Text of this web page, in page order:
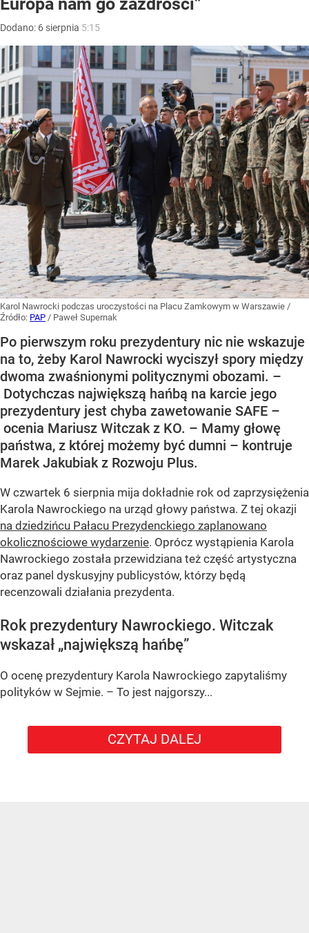
Dodano: 6 sierpnia 5:15
Karol Nawrocki podczas uroczystości na Placu Zamkowym w Warszawie /
Źródło: PAP / Paweł Supernak
Po pierwszym roku prezydentury nic nie wskazuje
na to, żeby Karol Nawrocki wyciszył spory między
dwoma zwaśnionymi politycznymi obozami. –
Dotychczas największą hańbą na karcie jego
prezydentury jest chyba zawetowanie SAFE –
ocenia Mariusz Witczak z KO. – Mamy głowę
państwa, z której możemy być dumni – kontruje
Marek Jakubiak z Rozwoju Plus.
W czwartek 6 sierpnia mija dokładnie rok od zaprzysiężenia
Karola Nawrockiego na urząd głowy państwa. Z tej okazji
na dziedzińcu Pałacu Prezydenckiego zaplanowano
okolicznościowe wydarzenie. Oprócz wystąpienia Karola
Nawrockiego została przewidziana też część artystyczna
oraz panel dyskusyjny publicystów, którzy będą
recenzowali działania prezydenta.
Rok prezydentury Nawrockiego. Witczak
wskazał „największą hańbę”
O ocenę prezydentury Karola Nawrockiego zapytaliśmy
polityków w Sejmie. – To jest najgorszy...
CZYTAJ DALEJ